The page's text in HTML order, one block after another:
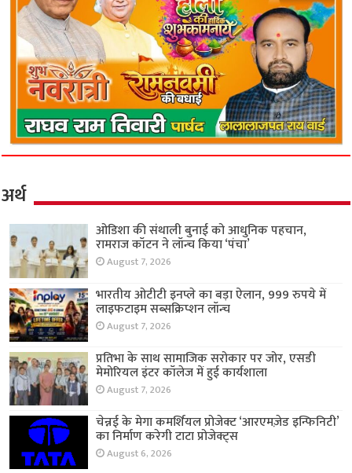
अर्थ
ओडिशा की संथाली बुनाई को आधुनिक पहचान,
रामराज कॉटन ने लॉन्च किया ‘पंचा’
August 7, 2026
भारतीय ओटीटी इनप्ले का बड़ा ऐलान, 999 रुपये में
लाइफटाइम सब्सक्रिप्शन लॉन्च
August 7, 2026
प्रतिभा के साथ सामाजिक सरोकार पर जोर, एसडी
मेमोरियल इंटर कॉलेज में हुई कार्यशाला
August 7, 2026
चेन्नई के मेगा कमर्शियल प्रोजेक्ट ‘आरएमज़ेड इन्फिनिटी’
का निर्माण करेगी टाटा प्रोजेक्ट्स
August 6, 2026